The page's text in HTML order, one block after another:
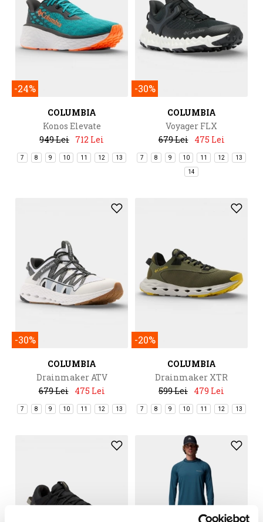
-24%
COLUMBIA
Konos Elevate
949 Lei 712 Lei
7 8 9 10 11 12 13
-30%
COLUMBIA
Voyager FLX
679 Lei
475 Lei
7 8 9 10 11 12 13
14
-30%
COLUMBIA
Drainmaker ATV
679 Lei
475 Lei
7 8 9 10 11 12 13
-20%
COLUMBIA
Drainmaker XTR
599 Lei 479 Lei
7 8 9 10 11 12 13